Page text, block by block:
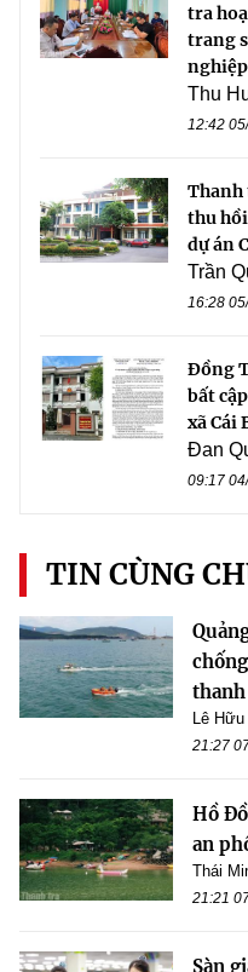
tra
trang
nghiệp
Thu
12:42
Thanh
thu
dự án
Trần
16:28
Đồng
bất
xã Cái
Đan
09:17
TIN CÙNG
Lê
21:27
Hồ
an
Thái
21:21
Sàn